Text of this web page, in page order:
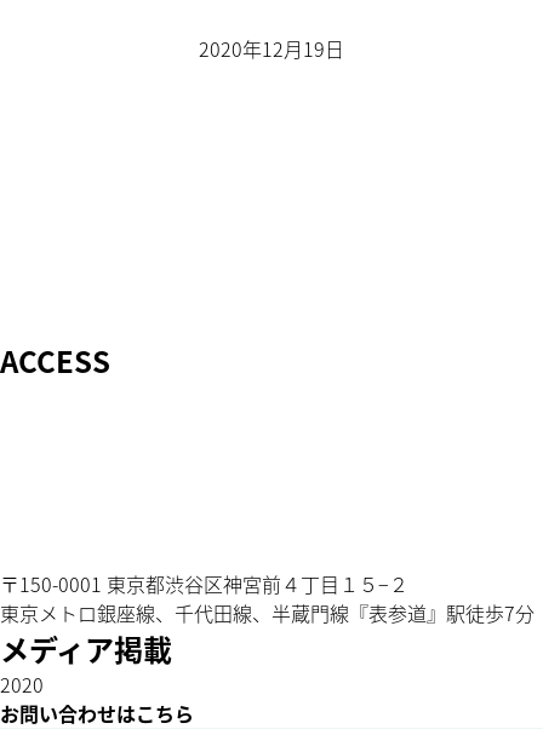
2020年12月19日
ACCESS
〒150-0001 東京都渋谷区神宮前４丁目１５−２
東京メトロ銀座線、千代田線、半蔵門線『表参道』駅徒歩7分
メディア掲載
2020
お問い合わせはこちら